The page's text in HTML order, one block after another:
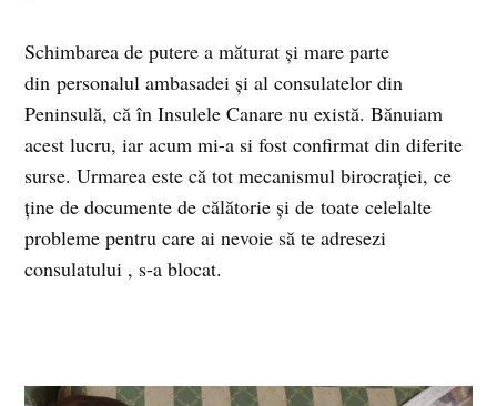
Schimbarea de putere a măturat și mare parte
din personalul ambasadei și al consulatelor din
Peninsulă, că în Insulele Canare nu există. Bănuiam
acest lucru, iar acum mi-a si fost confirmat din diferite
surse. Urmarea este că tot mecanismul birocrației, ce
ține de documente de călătorie și de toate celelalte
probleme pentru care ai nevoie să te adresezi
consulatului , s-a blocat.